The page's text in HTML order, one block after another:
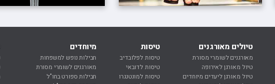
טיולים מאורגנים
מאורגנים לשומרי מסורת
טיול מאורגן לאירופה
טיול מאורגן ליעדים מיוחדים
טיסות
טיסות לפלובדיב
טיסות לדובאי
טיסות למונטנגרו
מיוחדים
חבילות נופש למשפחות
מאורגנים לשומרי מסורת
חבילות ספורט בחו"ל